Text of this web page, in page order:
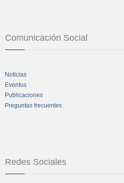
Comunicación Social
Noticias
Eventos
Publicaciones
Preguntas frecuentes
Redes Sociales